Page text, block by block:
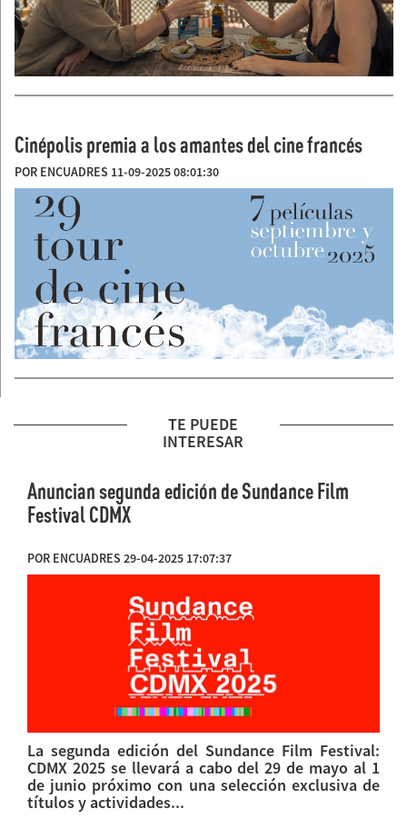
Cinépolis premia a los amantes del cine francés
POR ENCUADRES 11-09-2025 08:01:30
TE PUEDE
INTERESAR
Anuncian segunda edición de Sundance Film
Festival CDMX
POR ENCUADRES 29-04-2025 17:07:37
La segunda edición del Sundance Film Festival:
CDMX 2025 se llevará a cabo del 29 de mayo al 1
de junio próximo con una selección exclusiva de
títulos y actividades...